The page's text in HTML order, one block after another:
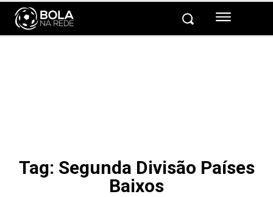
Tag: Segunda Divisão Países
Baixos